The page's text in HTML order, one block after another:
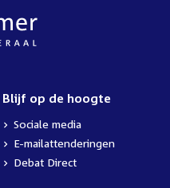
Blijf op de hoogte
Sociale media
E-mailattenderingen
Debat Direct